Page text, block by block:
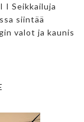
I Seikkailuja
siintää
valot ja kaunis